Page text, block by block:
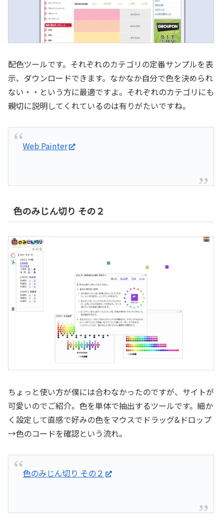
配色ツールです。それぞれのカテゴリの定番サンプルを表
示、ダウンロードできます。なかなか自分で色を決められ
ない・・という方に最適ですよ。それぞれのカテゴリにも
親切に説明してくれているのは有りがたいですね。
Web Painter
色のみじん切り その２
ちょっと使い方が僕には合わなかったのですが、サイトが
可愛いのでご紹介。色を単体で抽出するツールです。細か
く設定して直感で好みの色をマウスでドラッグ&ドロップ
→色のコードを確認という流れ。
色のみじん切り その２